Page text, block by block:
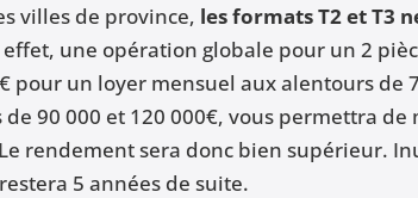
villes de province, les formats T2 et T3
effet, une opération globale pour un 2
pour un loyer mensuel aux alentours de
90 000 et 120 000€, vous permettra
rendement sera donc bien supérieur.
5 années de suite.